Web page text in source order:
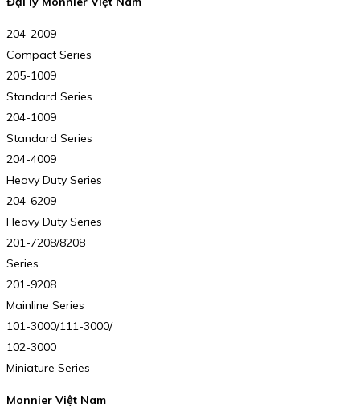
204-2009
Compact Series
205-1009
Standard Series
204-1009
Standard Series
204-4009
Heavy Duty Series
204-6209
Heavy Duty Series
201-7208/8208
Series
201-9208
Mainline Series
101-3000/111-3000/
102-3000
Miniature Series
Monnier Việt Nam